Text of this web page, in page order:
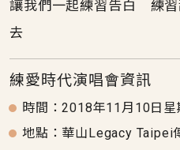
讓我們一起練習告白 練
去
練愛時代演唱會資訊
時間：2018年11月10日
地點：華山Legacy Taipei